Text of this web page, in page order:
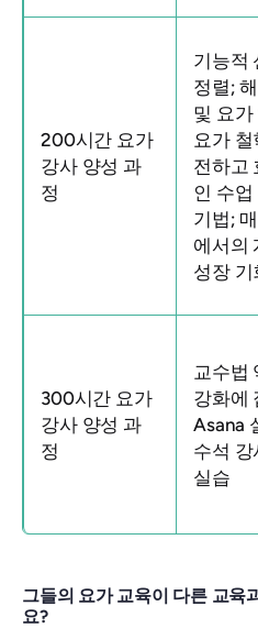
200시간 요가
강사 양성 과
정
기능적
정렬;
및 요가
요가 철
전하고
인 수업
기법;
에서의
성장 기
300시간 요가
강사 양성 과
정
교수법
강화에
Asana
수석 강
실습
그들의 요가 교육이 다른 교육
요?